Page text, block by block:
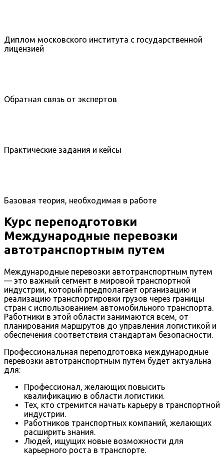
Диплом московского института с государственной
лицензией
Обратная связь от экспертов
Практические задания и кейсы
Базовая теория, необходимая в работе
Курс переподготовки
Международные перевозки
автотранспортным путем
Международные перевозки автотранспортным путем
— это важный сегмент в мировой транспортной
индустрии, который предполагает организацию и
реализацию транспортировки грузов через границы
стран с использованием автомобильного транспорта.
Работники в этой области занимаются всем, от
планирования маршрутов до управления логистикой и
обеспечения соответствия стандартам безопасности.
Профессиональная переподготовка международные
перевозки автотранспортным путем будет актуальна
для:
Профессионал, желающих повысить
квалификацию в области логистики.
Тех, кто стремится начать карьеру в транспортной
индустрии.
Работников транспортных компаний, желающих
расширить знания.
Людей, ищущих новые возможности для
карьерного роста в транспорте.